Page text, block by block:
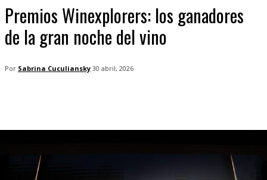
Premios Winexplorers: los ganadores
de la gran noche del vino
Por Sabrina Cuculiansky 30 abril, 2026